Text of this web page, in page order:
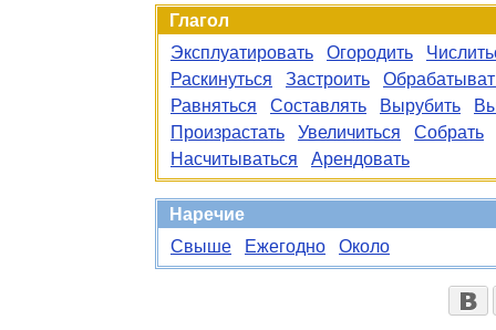
Глагол
Эксплуатировать
Огородить
Раскинуться
Застроить
Равняться
Составлять Вырубить
Произрастать
Увеличиться
Собрать
Насчитываться
Арендовать
Наречие
Свыше
Ежегодно Около